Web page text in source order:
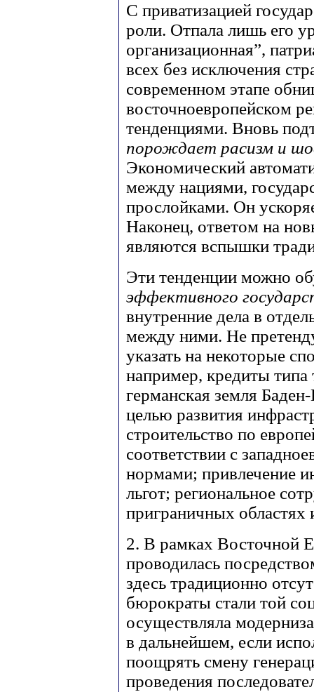
С приватизацией
роли. Отпала лишь его
организационная”,
всех без исключения
современном этапе
восточноевропейском
тенденциями. Вновь
порождает расизм и
Экономический
между нациями,
прослойками. Он
Наконец, ответом на
являются вспышки
Эти тенденции можно
эффективного
внутренние дела в
между ними. Не
указать на некоторые
например, кредиты типа
германская земля
целью развития
строительство по
соответствии с
нормами; привлечение
льгот; региональное
приграничных областях
2. В рамках Восточной
проводилась
здесь традиционно
бюрократы стали той
осуществляла
в дальнейшем, если
поощрять смену
проведения